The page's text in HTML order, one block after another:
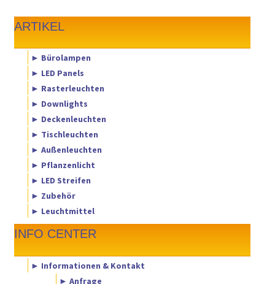
ARTIKEL
► Bürolampen
► LED Panels
► Rasterleuchten
► Downlights
► Deckenleuchten
► Tischleuchten
► Außenleuchten
► Pflanzenlicht
► LED Streifen
► Zubehör
► Leuchtmittel
INFO CENTER
► Informationen & Kontakt
► Anfrage